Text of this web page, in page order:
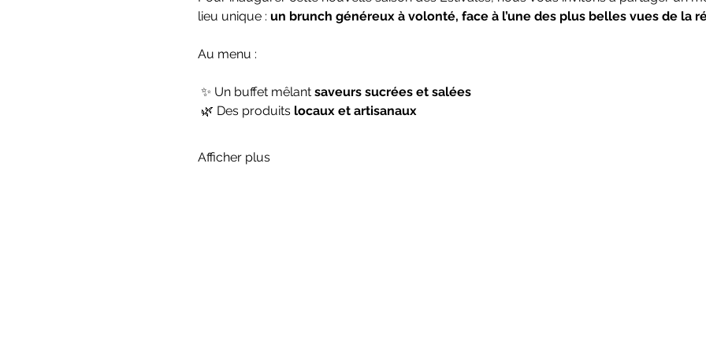
lieu unique : un brunch généreux à volonté, face à l’une des plus belles vues de la
Au menu :
✨ Un buffet mêlant saveurs sucrées et salées
🌿 Des produits locaux et artisanaux
Afficher plus